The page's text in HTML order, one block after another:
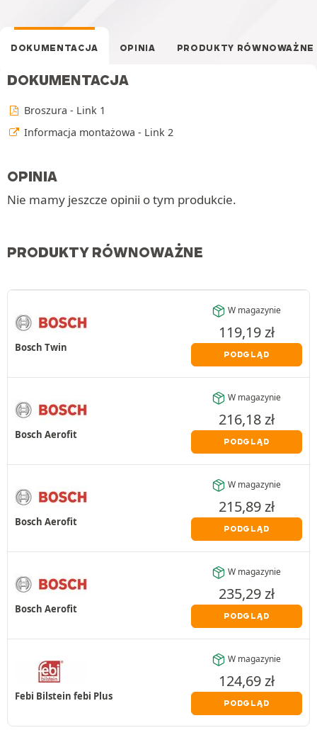
DOKUMENTACJA OPINIA PRODUKTY RÓWNOWAŻNE
DOKUMENTACJA
Broszura - Link 1
Informacja montażowa - Link 2
OPINIA
Nie mamy jeszcze opinii o tym produkcie.
PRODUKTY RÓWNOWAŻNE
Bosch Twin
W magazynie
119,19zł
PODGLĄD
Bosch Aerofit
W magazynie
216,18zł
PODGLĄD
Bosch Aerofit
W magazynie
215,89zł
PODGLĄD
Bosch Aerofit
W magazynie
235,29zł
PODGLĄD
Febi Bilstein febi Plus
W magazynie
124,69zł
PODGLĄD